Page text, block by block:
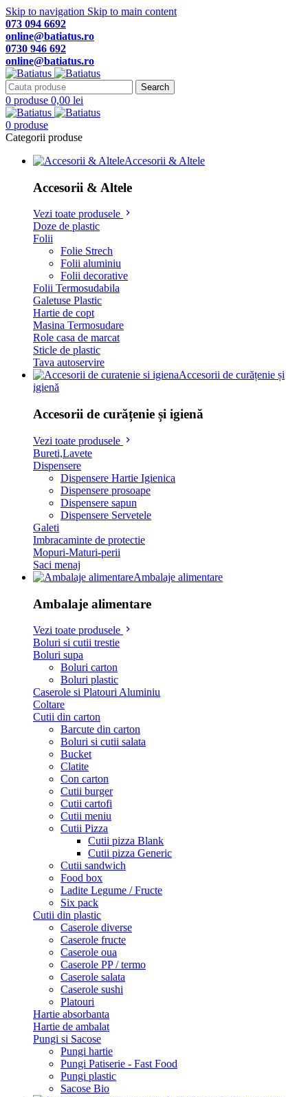
Skip to navigation Skip to main content
073 094 6692
online@batiatus.ro
0730 946 692
online@batiatus.ro
Search
0 produse 0,00 lei
0 produse
Categorii produse
Accesorii & Altele
Accesorii & Altele
Vezi toate produsele
Doze de plastic
Folii
Folie Strech
Folii aluminiu
Folii decorative
Folii Termosudabila
Galetuse Plastic
Hartie de copt
Masina Termosudare
Role casa de marcat
Sticle de plastic
Tava autoservire
Accesorii de curățenie și
igienă
Accesorii de curățenie și igienă
Vezi toate produsele
Bureti,Lavete
Dispensere
Dispensere Hartie Igienica
Dispensere prosoape
Dispensere sapun
Dispensere Servetele
Galeti
Imbracaminte de protectie
Mopuri-Maturi-perii
Saci menaj
Ambalaje alimentare
Ambalaje alimentare
Vezi toate produsele
Boluri si cutii trestie
Boluri supa
Boluri carton
Boluri plastic
Caserole si Platouri Aluminiu
Coltare
Cutii din carton
Barcute din carton
Boluri si cutii salata
Bucket
Clatite
Con carton
Cutii burger
Cutii cartofi
Cutii meniu
Cutii Pizza
Cutii pizza Blank
Cutii pizza Generic
Cutii sandwich
Food box
Ladite Legume / Fructe
Six pack
Cutii din plastic
Caserole diverse
Caserole fructe
Caserole oua
Caserole PP / termo
Caserole salata
Caserole sushi
Platouri
Hartie absorbanta
Hartie de ambalat
Pungi si Sacose
Pungi hartie
Pungi Patiserie - Fast Food
Pungi plastic
Sacose Bio